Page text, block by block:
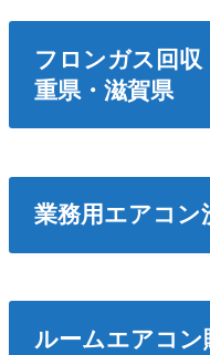
フロンガス回
重県・滋賀県
業務用エアコ
ルームエアコン